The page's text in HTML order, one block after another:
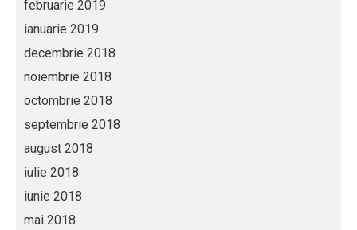
februarie 2019
ianuarie 2019
decembrie 2018
noiembrie 2018
octombrie 2018
septembrie 2018
august 2018
iulie 2018
iunie 2018
mai 2018